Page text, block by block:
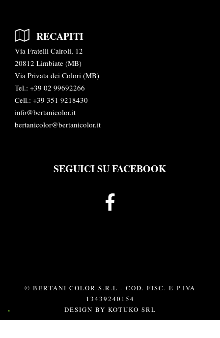
RECAPITI
Via Fratelli Cairoli, 12
20812 Limbiate (MB)
Via Privata dei Colori (MB)
Tel.: +39 02 99692266
Cell.: +39 351 9218430
info@bertanicolor.it
bertanicolor@bertanicolor.it
SEGUICI SU FACEBOOK
© BERTANI COLOR S.R.L - COD. FISC. E P.IVA
13439240154
DESIGN BY KOTUKO SRL